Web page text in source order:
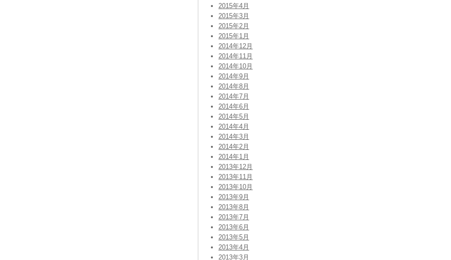
2015年4月
2015年3月
2015年2月
2015年1月
2014年12月
2014年11月
2014年10月
2014年9月
2014年8月
2014年7月
2014年6月
2014年5月
2014年4月
2014年3月
2014年2月
2014年1月
2013年12月
2013年11月
2013年10月
2013年9月
2013年8月
2013年7月
2013年6月
2013年5月
2013年4月
2013年3月